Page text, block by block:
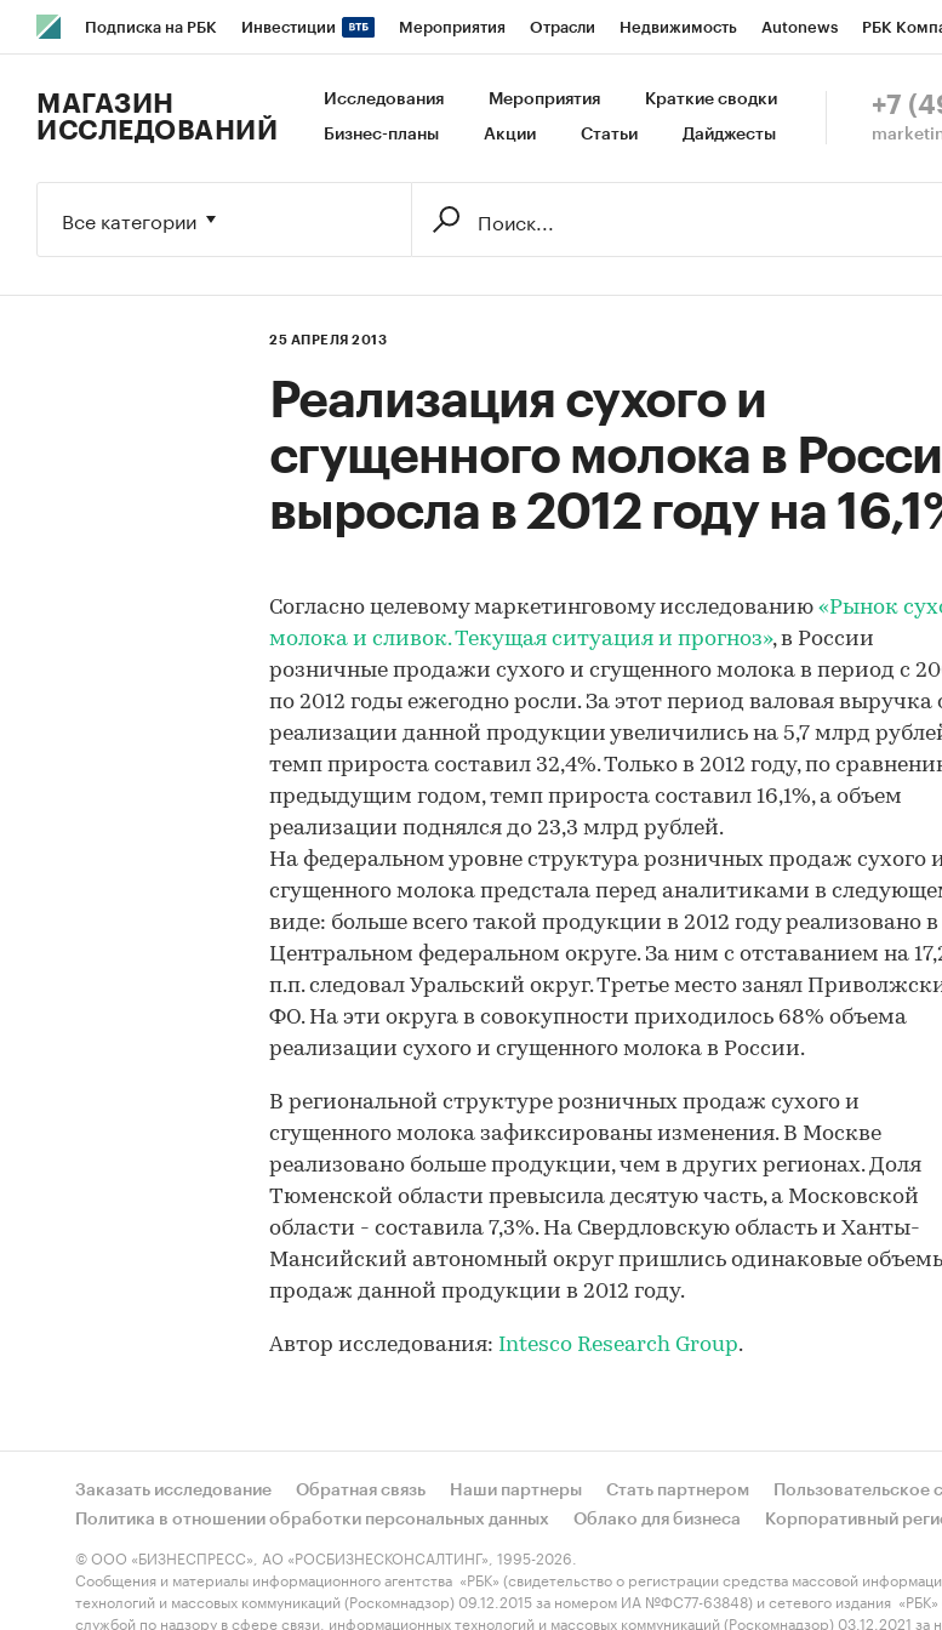
Подписка на РБК Инвестиции Мероприятия Отрасли Недвижимость Autonews РБК
Исследования Кредитные рейтинги Франшизы Газета Спецпроекты СПб Конференции СПб
МАГАЗИН
ИССЛЕДОВАНИЙ
Исследования Мероприятия Краткие сводки
Бизнес-планы Акции Статьи Дайджесты
+7
Все категории
25 АПРЕЛЯ 2013
Реализация сухого и
сгущенного молока в
выросла в 2012 году на
Согласно целевому маркетинговому исследованию «Рынок
молока и сливок. Текущая ситуация и прогноз», в России
розничные продажи сухого и сгущенного молока в период с
по 2012 годы ежегодно росли. За этот период валовая выручка
реализации данной продукции увеличились на 5,7 млрд
темп прироста составил 32,4%. Только в 2012 году, по
предыдущим годом, темп прироста составил 16,1%, а объем
реализации поднялся до 23,3 млрд рублей.
На федеральном уровне структура розничных продаж сухого
сгущенного молока предстала перед аналитиками в
виде: больше всего такой продукции в 2012 году реализовано в
Центральном федеральном округе. За ним с отставанием на
п.п. следовал Уральский округ. Третье место занял
ФО. На эти округа в совокупности приходилось 68% объема
реализации сухого и сгущенного молока в России.
В региональной структуре розничных продаж сухого и
сгущенного молока зафиксированы изменения. В Москве
реализовано больше продукции, чем в других регионах. Доля
Тюменской области превысила десятую часть, а Московской
области - составила 7,3%. На Свердловскую область и Ханты-
Мансийский автономный округ пришлись одинаковые
продаж данной продукции в 2012 году.
Автор исследования: Intesco Research Group.
Заказать исследование Обратная связь Наши партнеры Стать партнером Пользовательское
Политика в отношении обработки персональных данных
Облако для бизнеса Корпоративный
© ООО «БИЗНЕСПРЕСС», АО «РОСБИЗНЕСКОНСАЛТИНГ», 1995-2026.
Сообщения и материалы информационного агентства «РБК» (свидетельство о регистрации средства массовой
технологий и массовых коммуникаций (Роскомнадзор) 09.12.2015 за номером ИА №ФС77-63848) и сетевого издания
службой по надзору в сфере связи, информационных технологий и массовых коммуникаций (Роскомнадзор) 03.12.2021